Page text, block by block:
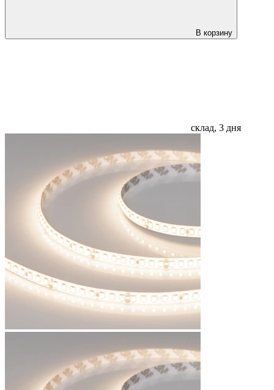
В корзину
склад, 3 дня